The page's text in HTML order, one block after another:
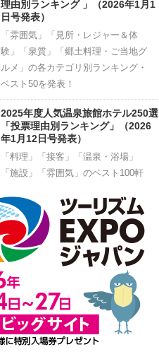
理由別ランキング 」（2026年1月1
日号発表）
「雰囲気」「見所・レジャー＆体
験」「泉質」「郷土料理・ご当地グ
ルメ」の各カテゴリ別ランキング・
ベスト50を発表！
2025年度人気温泉旅館ホテル250選
「投票理由別ランキング」（2026
年1月12日号発表）
「料理」「接客」「温泉・浴場」
「施設」「雰囲気」のベスト100軒